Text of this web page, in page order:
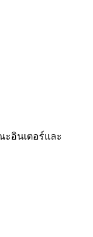
ะอินเตอร์และ